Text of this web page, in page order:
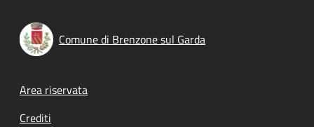
Comune di Brenzone sul Garda
Footer menu
Area riservata
Crediti